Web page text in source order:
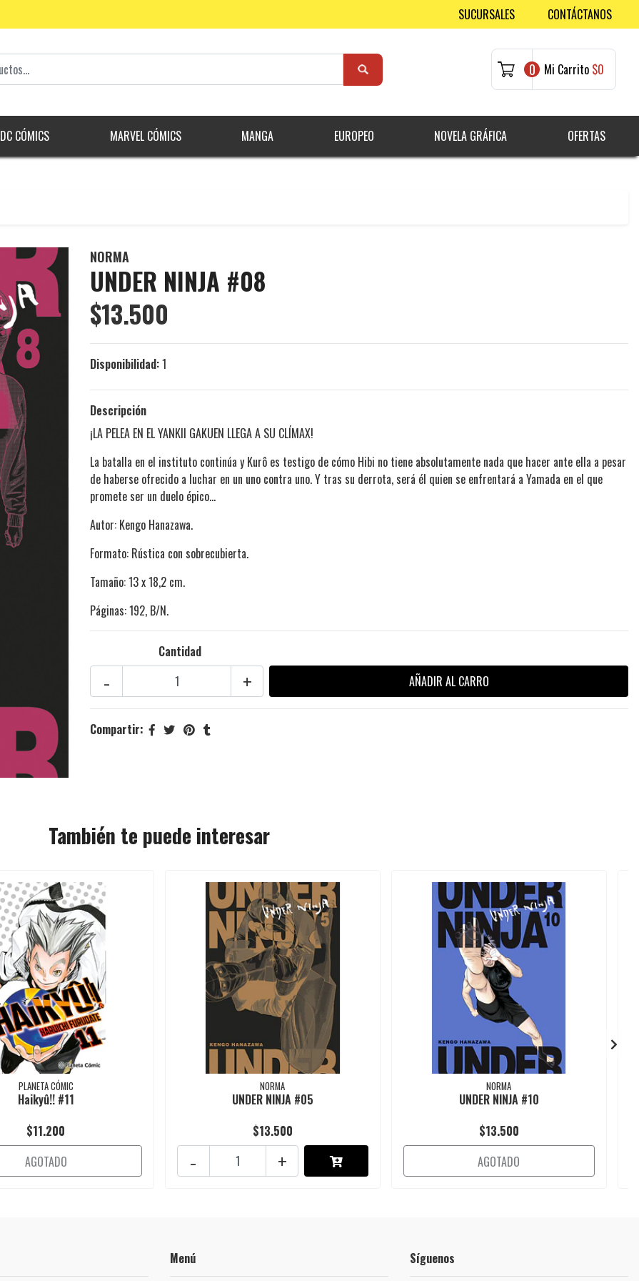
SUCURSALES CONTÁCTANOS
0 Mi Carrito $0
DC CÓMICS MARVEL CÓMICS MANGA EUROPEO NOVELA GRÁFICA OFERTAS
NORMA
UNDER NINJA #08
$13.500
Disponibilidad:1
Descripción
¡LA PELEA EN EL YANKII GAKUEN LLEGA A SU CLÍMAX!
La batalla en el instituto continúa y Kurô es testigo de cómo Hibi no tiene absolutamente nada que hacer ante ella a pesar
de haberse ofrecido a luchar en un uno contra uno. Y tras su derrota, será él quien se enfrentará a Yamada en el que
promete ser un duelo épico…
Autor: Kengo Hanazawa.
Formato: Rústica con sobrecubierta.
Tamaño: 13 x 18,2 cm.
Páginas: 192, B/N.
Cantidad
+
-
Compartir:
También te puede interesar
PLANETA CÓMIC
Haikyû!! #11
$11.200
AGOTADO
NORMA
UNDER NINJA #05
$13.500
+
-
NORMA
UNDER NINJA #10
$13.500
AGOTADO
Menú Síguenos